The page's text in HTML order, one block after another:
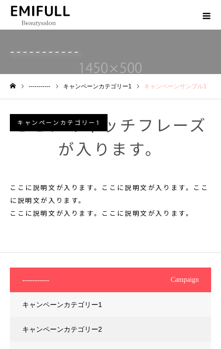
-----------
----------- キャンペーンカテゴリー1 キャンペーンサンプル1
キャンペーンカテゴリー1
ここにキャッチフレーズ
が入ります。
ここに説明文が入ります。ここに説明文が入ります。ここ
に説明文が入ります。
ここに説明文が入ります。ここに説明文が入ります。
----------- Campaign
キャンペーンカテゴリー1
キャンペーンカテゴリー2